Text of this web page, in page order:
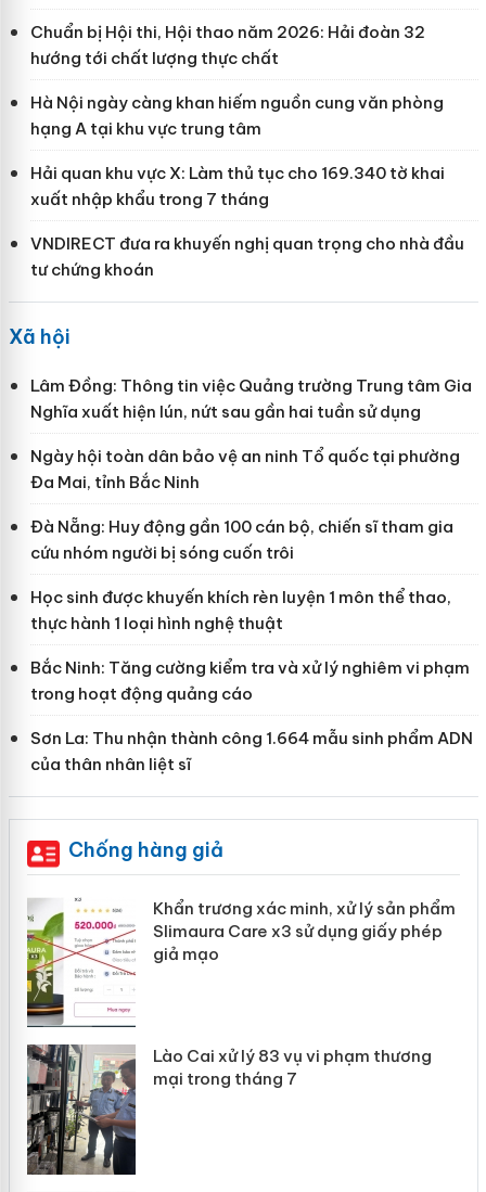
Chuẩn bị Hội thi, Hội thao năm 2026: Hải đoàn 32
hướng tới chất lượng thực chất
Hà Nội ngày càng khan hiếm nguồn cung văn phòng
hạng A tại khu vực trung tâm
Hải quan khu vực X: Làm thủ tục cho 169.340 tờ khai
xuất nhập khẩu trong 7 tháng
VNDIRECT đưa ra khuyến nghị quan trọng cho nhà đầu
tư chứng khoán
Xã hội
Lâm Đồng: Thông tin việc Quảng trường Trung tâm Gia
Nghĩa xuất hiện lún, nứt sau gần hai tuần sử dụng
Ngày hội toàn dân bảo vệ an ninh Tổ quốc tại phường
Đa Mai, tỉnh Bắc Ninh
Đà Nẵng: Huy động gần 100 cán bộ, chiến sĩ tham gia
cứu nhóm người bị sóng cuốn trôi
Học sinh được khuyến khích rèn luyện 1 môn thể thao,
thực hành 1 loại hình nghệ thuật
Bắc Ninh: Tăng cường kiểm tra và xử lý nghiêm vi phạm
trong hoạt động quảng cáo
Sơn La: Thu nhận thành công 1.664 mẫu sinh phẩm ADN
của thân nhân liệt sĩ
Chống hàng giả
Khẩn trương xác minh, xử lý sản phẩm
Slimaura Care x3 sử dụng giấy phép
giả mạo
Lào Cai xử lý 83 vụ vi phạm thương
mại trong tháng 7